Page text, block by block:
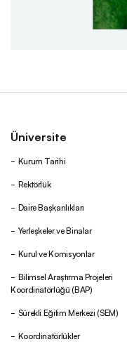
Üniversite
Kurum Tarihi
Rektörlük
Daire Başkanlıkları
Yerleşkeler ve Binalar
Kurul ve Komisyonlar
Bilimsel Araştırma Projeleri
Koordinatörlüğü (BAP)
Sürekli Eğitim Merkezi (SEM)
Koordinatörlükler